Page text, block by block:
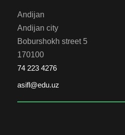
Andijan
Andijan city
Boburshokh street 5
170100
74 223 4276
asifl@edu.uz